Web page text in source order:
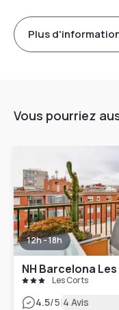
Plus
Vous pourriez
12h - 18h
NH Barcelona
Les Corts
4.5/5|4 Avis